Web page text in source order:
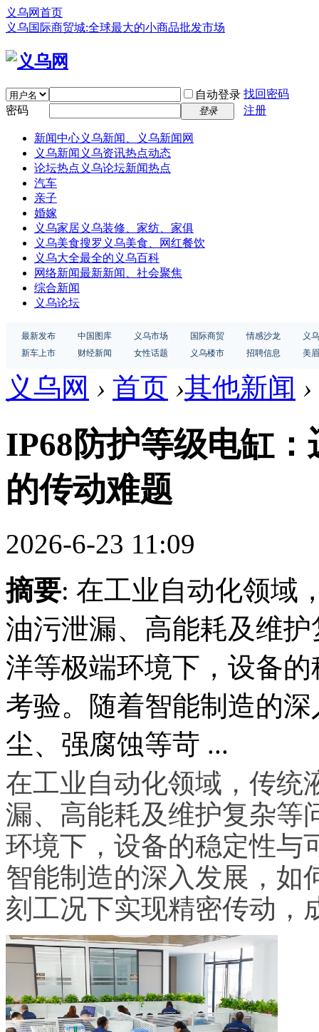
义乌网首页
义乌国际商贸城:全球最大的小商品批发市场
自动登录 找回密码
密码
登录 注册
新闻中心义乌新闻、义乌新闻网
义乌新闻 义乌资讯热点动态
论坛热点 义乌论坛新闻热点
汽车
亲子
婚嫁
义乌家居义乌装修、家纺、家俱
义乌美食搜罗义乌美食、网红餐饮
义乌大全最全的义乌百科
网络新闻最新新闻、社会聚焦
综合新闻
义乌论坛
最新发布 中国图库 义乌市场 国际商贸 情感沙龙
义
新车上市
财经新闻 女性话题 义乌楼市 招聘信息 美
义乌网 › 首页 ›其他新闻 ›
IP68防护等级电缸
的传动难题
2026-6-23 11:09
摘要: 在工业自动化领域
油污泄漏、高能耗及维
洋等极端环境下，设备
考验。随着智能制造的
尘、强腐蚀等苛 ...
在工业自动化领域，传统
漏、高能耗及维护复杂等
环境下，设备的稳定性与
智能制造的深入发展，如
刻工况下实现精密传动，